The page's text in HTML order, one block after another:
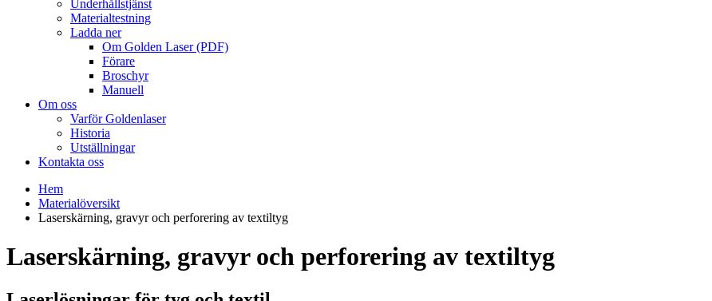
Underhållstjänst
Materialtestning
Ladda ner
Om Golden Laser (PDF)
Förare
Broschyr
Manuell
Om oss
Varför Goldenlaser
Historia
Utställningar
Kontakta oss
Hem
Materialöversikt
Laserskärning, gravyr och perforering av textiltyg
Laserskärning, gravyr och perforering av textiltyg